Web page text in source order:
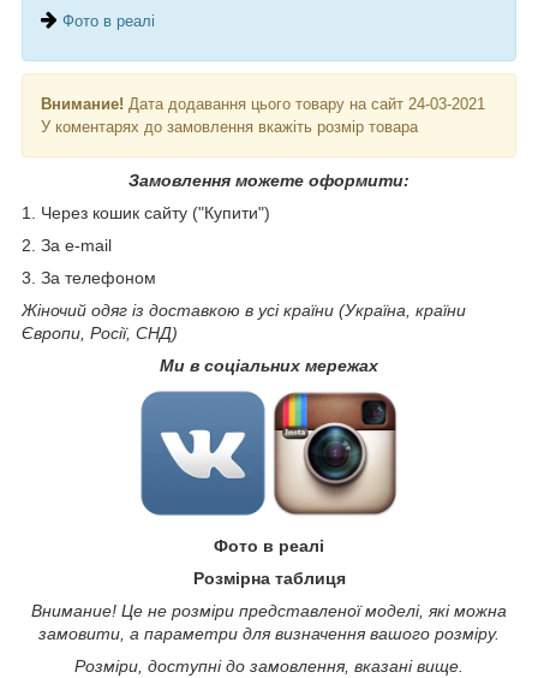
Фото в реалі
Внимание! Дата додавання цього товару на сайт 24-03-2021
У коментарях до замовлення вкажіть розмір товара
Замовлення можете оформити:
1. Через кошик сайту ("Купити")
2. За e-mail
3. За телефоном
Жіночий одяг із доставкою в усі країни (Україна, країни
Європи, Росії, СНД)
Ми в соціальних мережах
Фото в реалі
Розмірна таблиця
Внимание! Це не розміри представленої моделі, які можна
замовити, а параметри для визначення вашого розміру.
Розміри, доступні до замовлення, вказані вище.